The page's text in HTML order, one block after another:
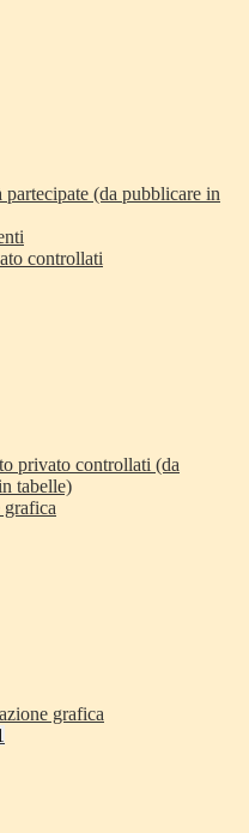
partecipate (da pubblicare in
controllati
privato controllati (da
tabelle)
grafica
grafica